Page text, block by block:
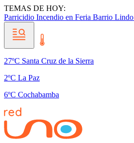
TEMAS DE HOY:
Parricidio Incendio en Feria Barrio Lindo
27ºC Santa Cruz de la Sierra
2ºC La Paz
6ºC Cochabamba